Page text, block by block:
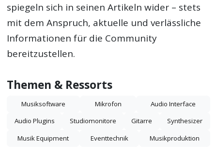
spiegeln sich in seinen Artikeln wider – stets
mit dem Anspruch, aktuelle und verlässliche
Informationen für die Community
bereitzustellen.
Themen & Ressorts
Musiksoftware Mikrofon
Audio Interface
Audio Plugins
Studiomonitore Gitarre
Synthesizer
Musik Equipment
Eventtechnik Musikproduktion